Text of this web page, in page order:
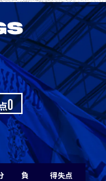
0
負 得失点
1
0 0 1
1 -1
1 -1
1 -1
1 -1